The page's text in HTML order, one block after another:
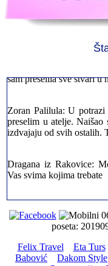
Jelena sa Čukarice:
Milica iz Novog
sam preselila sve stvari
Zoran Palilula: U potrazi
preselim u atelje. Naišao
izdvajaju od svih ostalih.
Dragana iz Rakovice:
Vas svima kojima trebate
Petar sa Savskog
prebacim stvari u drugi.
šta bi radio sada da ne
Dragan iz Stari Grad:
poseta:
Felix Travel
Eta Turs
Babović
Dakom Style